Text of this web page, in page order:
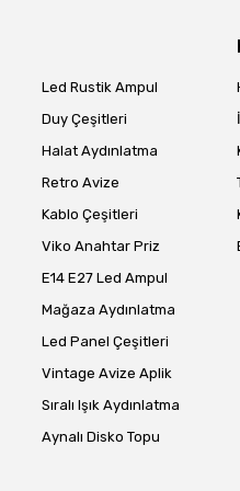
Led Rustik Ampul
Duy Çeşitleri
Halat Aydınlatma
Retro Avize
Kablo Çeşitleri
Viko Anahtar Priz
E14 E27 Led Ampul
Mağaza Aydınlatma
Led Panel Çeşitleri
Vintage Avize Aplik
Sıralı Işık Aydınlatma
Aynalı Disko Topu